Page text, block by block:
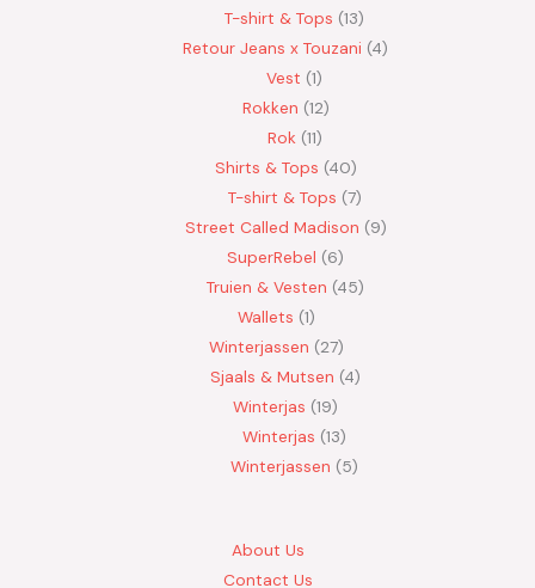
T-shirt & Tops 13
Retour Jeans x Touzani 4
Vest 1
Rokken 12
Rok 11
Shirts & Tops 40
T-shirt & Tops 7
Street Called Madison 9
SuperRebel
6
Truien & Vesten 45
Wallets 1
Winterjassen
27
Sjaals & Mutsen 4
Winterjas 19
Winterjas 13
Winterjassen
5
About Us
Contact Us